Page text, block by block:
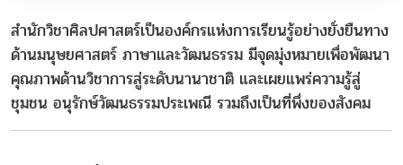
สำนักวิชาศิลปศาสตร์เป็นองค์กรแห่งการเรียนรู้อย่างยั่งยืนทาง
ด้านมนุษยศาสตร์ ภาษาและวัฒนธรรม มีจุดมุ่งหมายเพื่อพัฒนา
คุณภาพด้านวิชาการสู่ระดับนานาชาติ และเผยแพร่ความรู้สู่
ชุมชน อนุรักษ์วัฒนธรรมประเพณี รวมถึงเป็นที่พึ่งของสังคม